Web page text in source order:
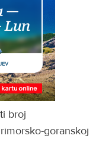
broj
goranskoj